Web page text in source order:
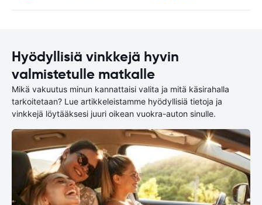
Hyödyllisiä vinkkejä hyvin
valmistetulle matkalle
Mikä vakuutus minun kannattaisi valita ja mitä käsirahalla
tarkoitetaan? Lue artikkeleistamme hyödyllisiä tietoja ja
vinkkejä löytääksesi juuri oikean vuokra-auton sinulle.